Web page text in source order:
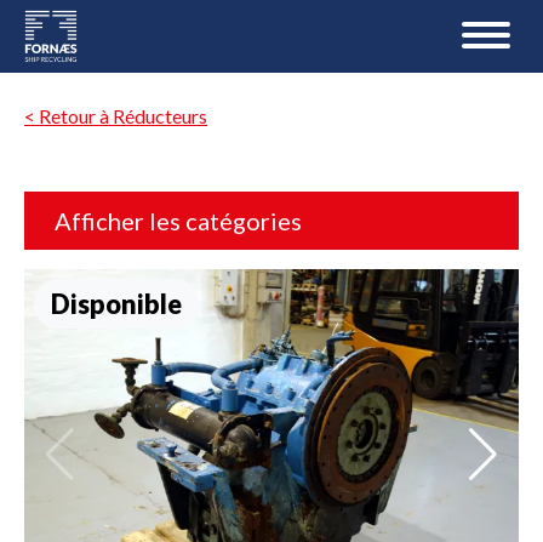
< Retour à Réducteurs
Afficher les catégories
Disponible